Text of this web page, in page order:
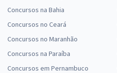
Concursos na Bahia
Concursos no Ceará
Concursos no Maranhão
Concursos na Paraíba
Concursos em Pernambuco